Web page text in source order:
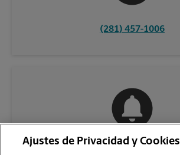
(281) 457-1006
Ajustes de Privacidad y Cookies